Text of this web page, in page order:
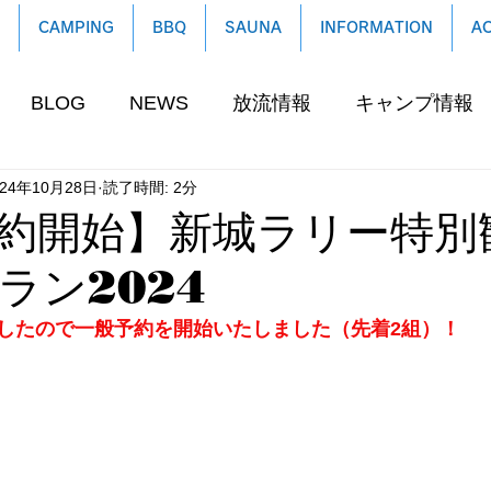
CAMPING BBQ SAUNA INFORMATION
BLOG NEWS 放流情報 キャンプ情報
開始】新城ラリー特
ン2024
年10月28日 読了時間: 2分
ので一般予約を開始いたしました（先着2組）！